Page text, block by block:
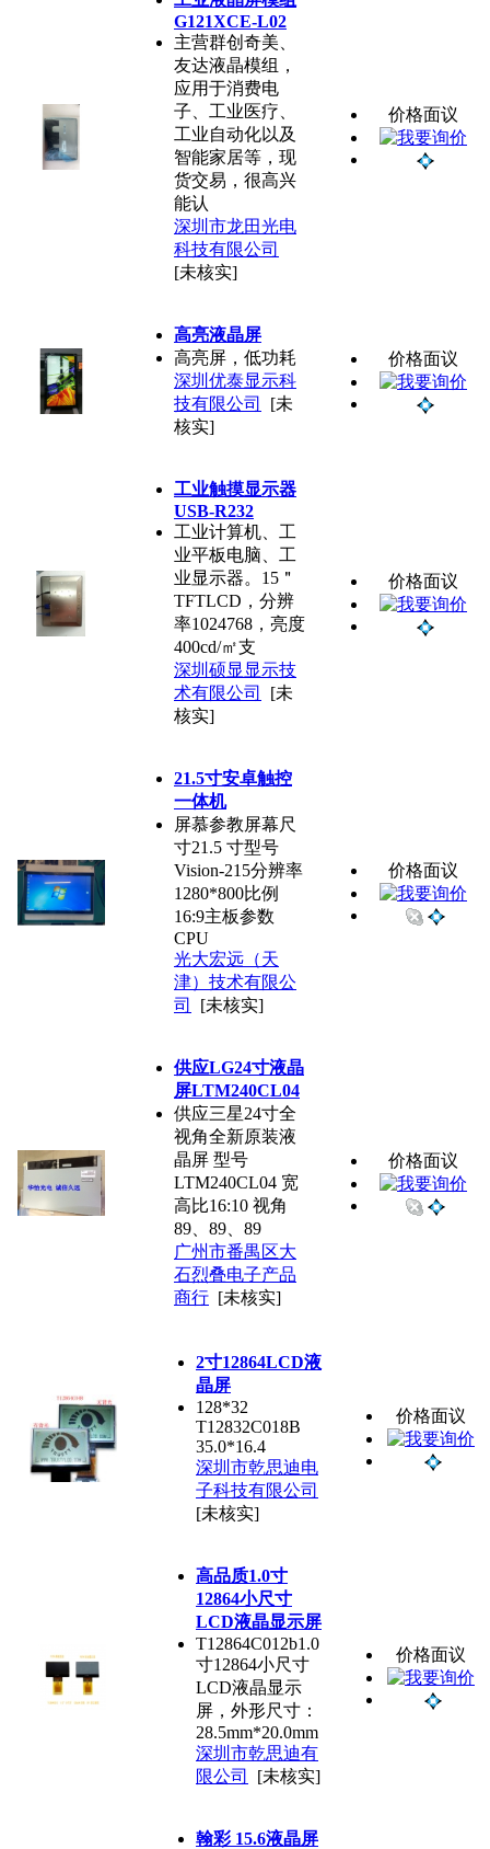
G121XCE-L02
主营群创奇美、
友达液晶模组，
应用于消费电
子、工业医疗、
工业自动化以及
智能家居等，现
货交易，很高兴
能认
深圳市龙田光电
科技有限公司
[未核实]
价格面议
高亮液晶屏
高亮屏，低功耗
深圳优泰显示科
技有限公司
[未
核实]
价格面议
工业触摸显示器
USB-R232
工业计算机、工
业平板电脑、工
业显示器。15＂
TFTLCD，分辨
率1024768，亮度
400cd/㎡支
深圳硕显显示技
术有限公司
[未
核实]
价格面议
21.5寸安卓触控
一体机
屏慕参教屏幕尺
寸21.5 寸型号
Vision-215分辨率
1280*800比例
16:9主板参数
CPU
光大宏远（天
津）技术有限公
司
[未核实]
价格面议
供应LG24寸液晶
屏LTM240CL04
供应三星24寸全
视角全新原装液
晶屏 型号
LTM240CL04 宽
高比16:10 视角
89、89、89
广州市番禺区大
石烈叠电子产品
商行 [未核实]
价格面议
2寸12864LCD液
晶屏
128*32
T12832C018B
35.0*16.4
深圳市乾思迪电
子科技有限公司
[未核实]
价格面议
高品质1.0寸
12864小尺寸
LCD液晶显示屏
T12864C012b1.0
寸12864小尺寸
LCD液晶显示
屏，外形尺寸：
28.5mm*20.0mm
深圳市乾思迪有
限公司
[未核实]
价格面议
翰彩 15.6液晶屏